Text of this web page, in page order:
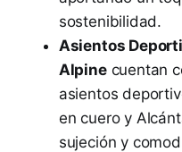
sostenibilidad.
Asientos
Alpinecuentan
asientos
en cuero y
sujeción y